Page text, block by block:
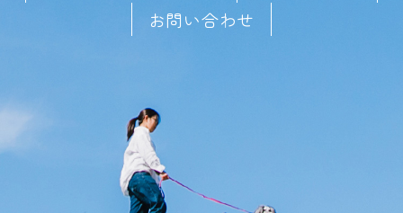
お問い合わせ